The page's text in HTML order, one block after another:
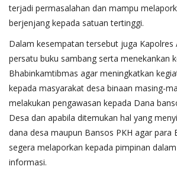
terjadi permasalahan dan mampu
berjenjang kepada satuan tertinggi.
Dalam kesempatan tersebut juga Kapolres
persatu buku sambang serta menekankan
Bhabinkamtibmas agar meningkatkan
kepada masyarakat desa binaan masing-
melakukan pengawasan kepada Dana
Desa dan apabila ditemukan hal yang
dana desa maupun Bansos PKH agar para
segera melaporkan kepada pimpinan
informasi.